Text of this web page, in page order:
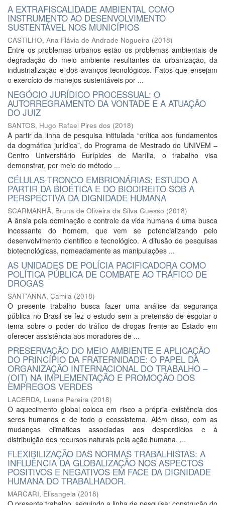
A EXTRAFISCALIDADE AMBIENTAL COMO
INSTRUMENTO AO DESENVOLVIMENTO
SUSTENTÁVEL NOS MUNICÍPIOS
CASTILHO, Ana Flávia de Andrade Nogueira (2018)
Entre os problemas urbanos estão os problemas ambientais de
degradação do meio ambiente resultantes da urbanização, da
industrialização e dos avanços tecnológicos. Fatos que ensejam
o exercício de manejos sustentáveis por ...
NEGÓCIO JURÍDICO PROCESSUAL: O
AUTORREGRAMENTO DA VONTADE E A ATUAÇÃO
DO JUIZ
SANTOS, Hugo Rafael Pires dos (2018)
A partir da linha de pesquisa intitulada “crítica aos fundamentos
da dogmática jurídica”, do Programa de Mestrado do UNIVEM –
Centro Universitário Eurípides de Marília, o trabalho visa
demonstrar, por meio do método ...
CÉLULAS-TRONCO EMBRIONÁRIAS: ESTUDO A
PARTIR DA BIOÉTICA E DO BIODIREITO SOB A
PERSPECTIVA DA DIGNIDADE HUMANA
SCARMANHÃ, Bruna de Oliveira da Silva Guesso (2018)
A ânsia pela dominação e controle da vida humana é uma busca
incessante do homem, que vem se potencializando pelo
desenvolvimento científico e tecnológico. A difusão de pesquisas
biotecnológicas, nomeadamente as manipulações ...
AS UNIDADES DE POLÍCIA PACIFICADORA COMO
POLÍTICA PÚBLICA DE COMBATE AO TRÁFICO DE
DROGAS
SANT'ANNA, Camila (2018)
O presente trabalho busca fazer uma análise da segurança
pública no Brasil se fez o estudo sem a pretensão de esgotar o
tema sobre o poder do tráfico de drogas frente ao Estado em
oferecer assistência aos moradores de ...
PRESERVAÇÃO DO MEIO AMBIENTE E APLICAÇÃO
DO PRINCÍPIO DA FRATERNIDADE: O PAPEL DA
ORGANIZAÇÃO INTERNACIONAL DO TRABALHO –
(OIT) NA IMPLEMENTAÇÃO E PROMOÇÃO DOS
EMPREGOS VERDES
LACERDA, Luana Pereira (2018)
O aquecimento global coloca em risco a própria existência dos
seres humanos e de todo o ecossistema. Além disso, com as
mudanças climáticas associadas aos desperdícios e à
distribuição dos recursos naturais pela ação humana, ...
FLEXIBILIZAÇÃO DAS NORMAS TRABALHISTAS: A
INFLUÊNCIA DA GLOBALIZAÇÃO NOS ASPECTOS
POSITIVOS E NEGATIVOS EM FACE DA DIGNIDADE
HUMANA DO TRABALHADOR.
MARCARI, Elisangela (2018)